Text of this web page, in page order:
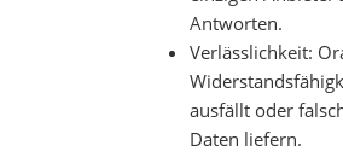
Antworten.
Verlässlichkeit:
ausfällt oder
Daten liefern.